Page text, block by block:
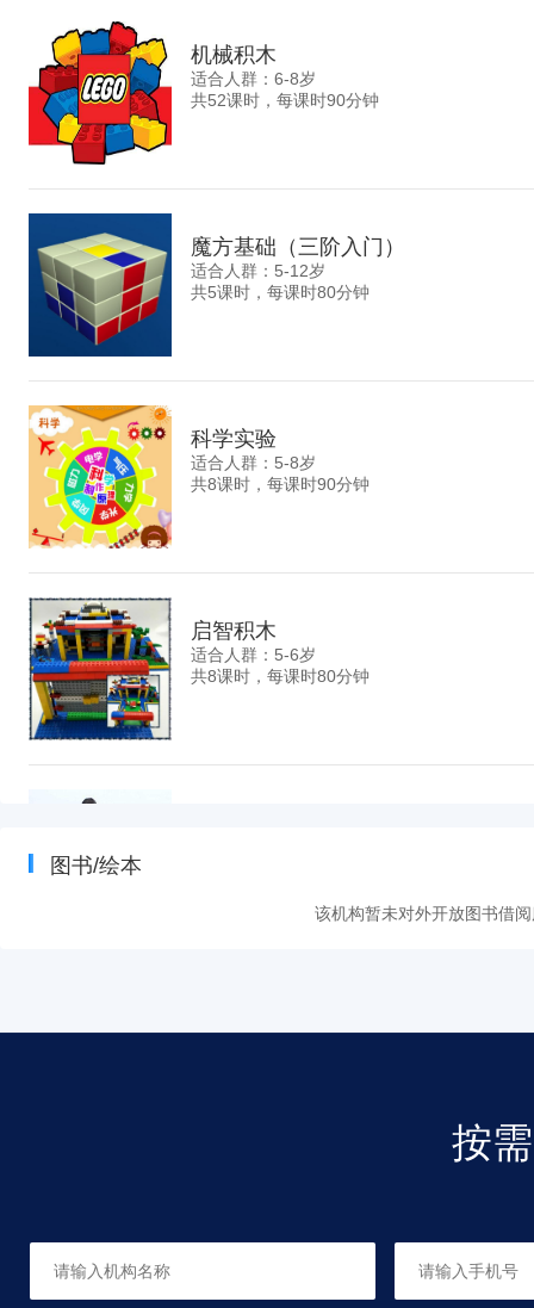
机械积木
适合人群：6-8岁
共52课时，每课时90分钟
魔方基础（三阶入门）
适合人群：5-12岁
共5课时，每课时80分钟
科学实验
适合人群：5-8岁
共8课时，每课时90分钟
启智积木
适合人群：5-6岁
共8课时，每课时80分钟
适合人群：7-12岁
图书/绘本
该机构暂未对外开放图书借
按